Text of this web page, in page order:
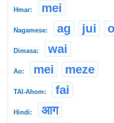
Hmar: mei
Nagamese: ag jui
Dimasa: wai
Ao: mei meze
TAI-Ahom: fai
Hindi: आग